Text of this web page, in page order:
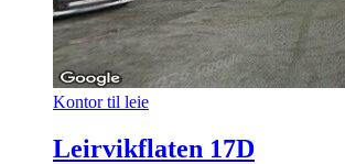
Kontor til leie
Leirvikflaten 17D